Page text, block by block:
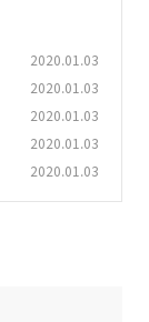
2020.01.03
2020.01.03
2020.01.03
2020.01.03
2020.01.03